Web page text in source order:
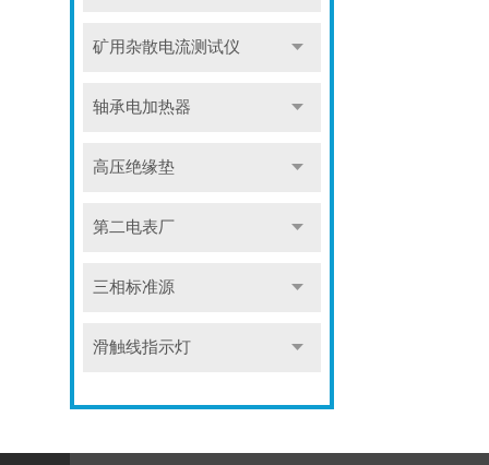
矿用杂散电流测试仪
轴承电加热器
高压绝缘垫
第二电表厂
三相标准源
滑触线指示灯